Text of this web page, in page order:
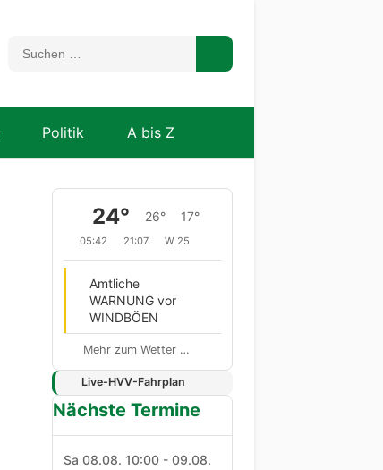
Politik A bis Z
24° 26° 17°
05:42 21:07 W 25
Amtliche
WARNUNG vor
WINDBÖEN
Mehr zum Wetter …
Live-HVV-Fahrplan
Nächste Termine
Sa 08.08. 10:00 - 09.08.